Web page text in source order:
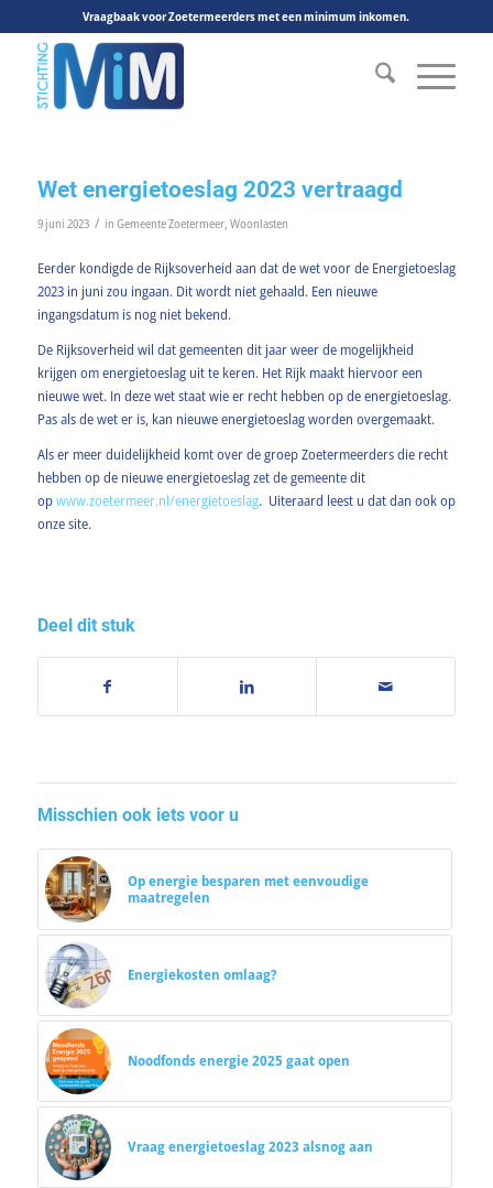
Vraagbaak voor Zoetermeerders met een minimum inkomen.
Wet energietoeslag 2023 vertraagd
9 juni 2023 / in Gemeente Zoetermeer, Woonlasten
Eerder kondigde de Rijksoverheid aan dat de wet voor de Energietoeslag
2023 in juni zou ingaan. Dit wordt niet gehaald. Een nieuwe
ingangsdatum is nog niet bekend.
De Rijksoverheid wil dat gemeenten dit jaar weer de mogelijkheid
krijgen om energietoeslag uit te keren. Het Rijk maakt hiervoor een
nieuwe wet. In deze wet staat wie er recht hebben op de energietoeslag.
Pas als de wet er is, kan nieuwe energietoeslag worden overgemaakt.
Als er meer duidelijkheid komt over de groep Zoetermeerders die recht
hebben op de nieuwe energietoeslag zet de gemeente dit
opwww.zoetermeer.nl/energietoeslag. Uiteraard leest u dat dan ook op
onze site.
Deel dit stuk
Misschien ook iets voor u
Op energie besparen met eenvoudige
maatregelen
Energiekosten omlaag?
Noodfonds energie 2025 gaat open
Vraag energietoeslag 2023 alsnog aan